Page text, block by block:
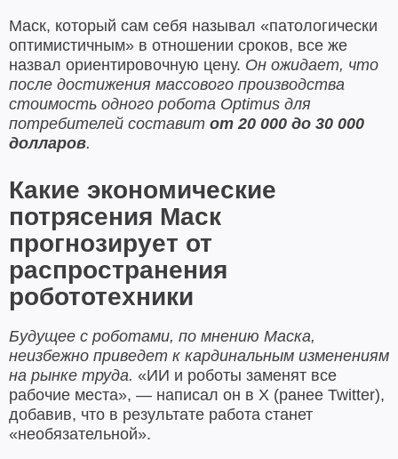
Маск, который сам себя называл «патологически
оптимистичным» в отношении сроков, все же
назвал ориентировочную цену. Он ожидает, что
после достижения массового производства
стоимость одного робота Optimus для
потребителей составит от 20 000 до 30 000
долларов.
Какие экономические
потрясения Маск
прогнозирует от
распространения
робототехники
Будущее с роботами, по мнению Маска,
неизбежно приведет к кардинальным изменениям
на рынке труда. «ИИ и роботы заменят все
рабочие места», — написал он в X (ранее Twitter),
добавив, что в результате работа станет
«необязательной».